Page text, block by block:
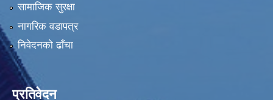
सामाजिक सुरक्षा
नागरिक वडापत्र
निवेदनको ढाँचा
प्रतिवेदन